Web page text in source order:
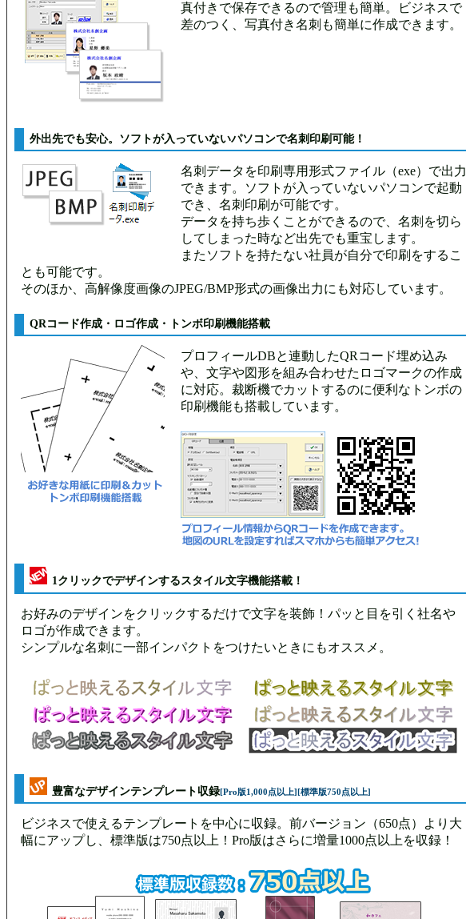
真付きで保存できるので管理も簡単。ビジネスで
差のつく、写真付き名刺も簡単に作成できます。
外出先でも安心。ソフトが入っていないパソコンで名刺印刷可能！
名刺データを印刷専用形式ファイル（exe）で出力
できます。ソフトが入っていないパソコンで起動
でき、名刺印刷が可能です。
データを持ち歩くことができるので、名刺を切ら
してしまった時など出先でも重宝します。
またソフトを持たない社員が自分で印刷をするこ
とも可能です。
そのほか、高解像度画像のJPEG/BMP形式の画像出力にも対応しています。
QRコード作成・ロゴ作成・トンボ印刷機能搭載
プロフィールDBと連動したQRコード埋め込み
や、文字や図形を組み合わせたロゴマークの作成
に対応。裁断機でカットするのに便利なトンボの
印刷機能も搭載しています。
1クリックでデザインするスタイル文字機能搭載！
お好みのデザインをクリックするだけで文字を装飾！パッと目を引く社名や
ロゴが作成できます。
シンプルな名刺に一部インパクトをつけたいときにもオススメ。
豊富なデザインテンプレート収録[Pro版1,000点以上][標準版750点以上]
ビジネスで使えるテンプレートを中心に収録。前バージョン（650点）より大
幅にアップし、標準版は750点以上！Pro版はさらに増量1000点以上を収録！